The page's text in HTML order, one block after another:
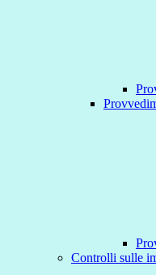
Controlli sulle